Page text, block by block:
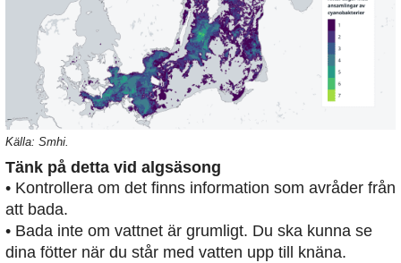
Källa: Smhi.
Tänk på detta vid algsäsong
• Kontrollera om det finns information som avråder från
att bada.
• Bada inte om vattnet är grumligt. Du ska kunna se
dina fötter när du står med vatten upp till knäna.